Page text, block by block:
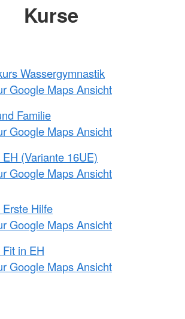
Kurse
Wassergymnastik
Google Maps Ansicht
Familie
Google Maps Ansicht
(Variante 16UE)
Google Maps Ansicht
Hilfe
Google Maps Ansicht
in EH
Google Maps Ansicht